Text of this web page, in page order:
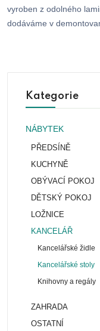
vyroben z odolného
dodáváme v
Kategorie
NÁBYTEK
PŘEDSÍNĚ
KUCHYNĚ
OBÝVACÍ POKOJ
DĚTSKÝ POKOJ
LOŽNICE
KANCELÁŘ
Kancelářské židle
Kancelářské stoly
Knihovny a regály
ZAHRADA
OSTATNÍ